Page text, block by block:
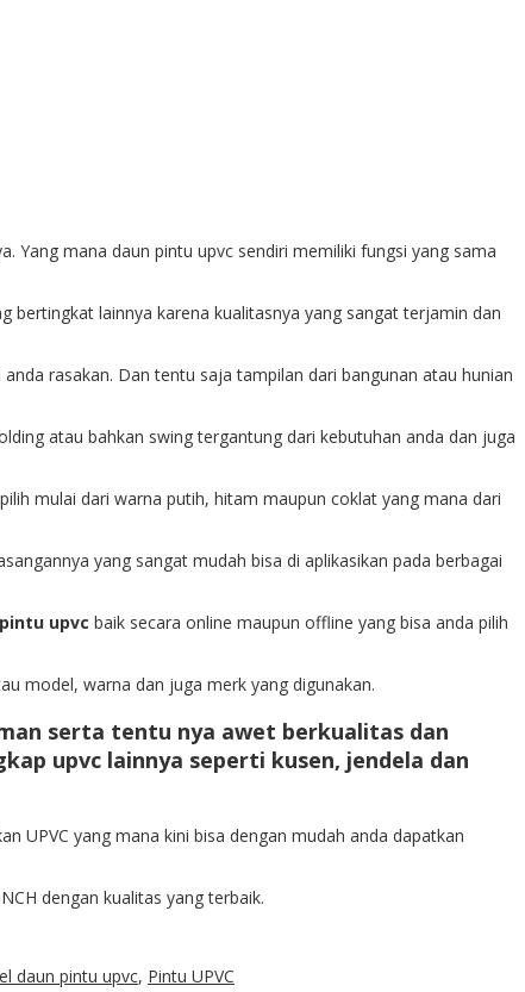
Yang mana daun pintu upvc sendiri memiliki fungsi yang sama
bertingkat lainnya karena kualitasnya yang sangat terjamin dan
rasakan. Dan tentu saja tampilan dari bangunan atau hunian
atau bahkan swing tergantung dari kebutuhan anda dan juga
mulai dari warna putih, hitam maupun coklat yang mana dari
yang sangat mudah bisa di aplikasikan pada berbagai
upvc baik secara online maupun offline yang bisa anda pilih
model, warna dan juga merk yang digunakan.
serta tentu nya awet berkualitas dan
upvc lainnya seperti kusen, jendela dan
UPVC yang mana kini bisa dengan mudah anda dapatkan
dengan kualitas yang terbaik.
daun pintu upvc, Pintu UPVC